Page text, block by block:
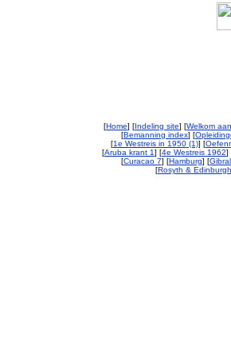
[Home] [Indeling site] [Welkom
[Bemanning index] [
[1e Westreis in 1950 (1)] [
[Aruba krant 1] [4e Westreis 1962]
[Curacao 7] [Hamburg] [
[Rosyth &